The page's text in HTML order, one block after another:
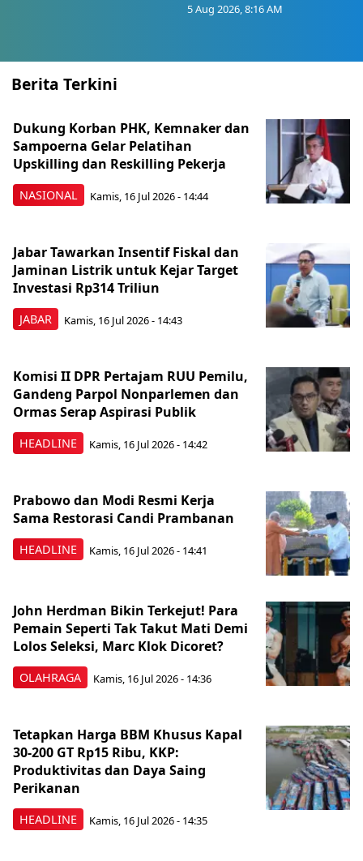
5 Aug 2026, 8:16 AM
Berita Terkini
NASIONAL
Dukung Korban PHK, Kemnaker dan
Sampoerna Gelar Pelatihan
Upskilling dan Reskilling Pekerja
Kamis, 16 Jul 2026 - 14:44
JABAR
Jabar Tawarkan Insentif Fiskal dan
Jaminan Listrik untuk Kejar Target
Investasi Rp314 Triliun
Kamis, 16 Jul 2026 - 14:43
HEADLINE
Komisi II DPR Pertajam RUU Pemilu,
Gandeng Parpol Nonparlemen dan
Ormas Serap Aspirasi Publik
Kamis, 16 Jul 2026 - 14:42
HEADLINE
Prabowo dan Modi Resmi Kerja
Sama Restorasi Candi Prambanan
Kamis, 16 Jul 2026 - 14:41
OLAHRAGA
John Herdman Bikin Terkejut! Para
Pemain Seperti Tak Takut Mati Demi
Lolos Seleksi, Marc Klok Dicoret?
Kamis, 16 Jul 2026 - 14:36
HEADLINE
Tetapkan Harga BBM Khusus Kapal
30-200 GT Rp15 Ribu, KKP:
Produktivitas dan Daya Saing
Perikanan
Kamis, 16 Jul 2026 - 14:35